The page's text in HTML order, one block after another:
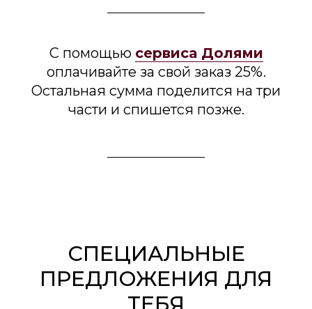
С помощью сервиса Долями
оплачивайте за свой заказ 25%.
Остальная сумма поделится на три
части и спишется позже.
СПЕЦИАЛЬНЫЕ
ПРЕДЛОЖЕНИЯ ДЛЯ
ТЕБЯ